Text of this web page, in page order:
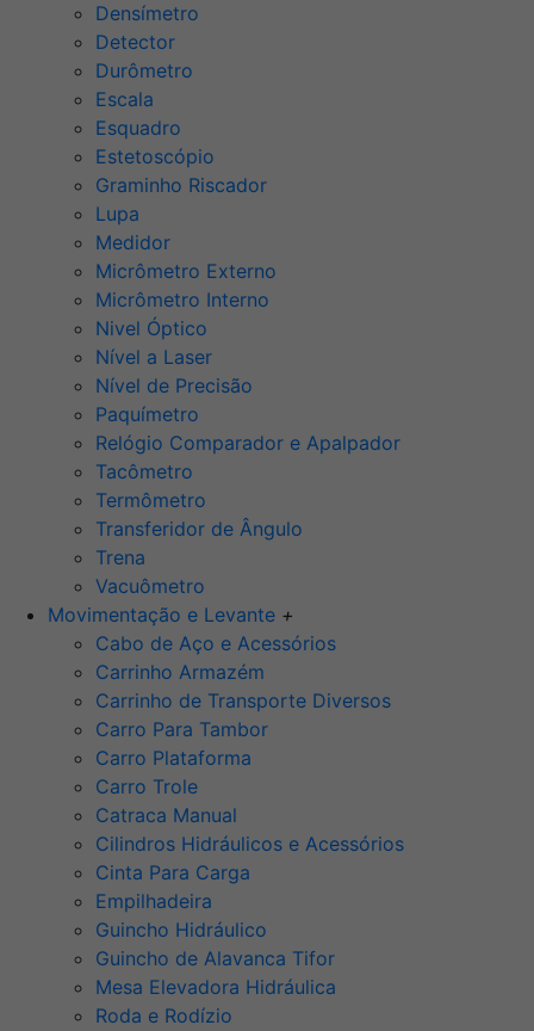
Densímetro
Detector
Durômetro
Escala
Esquadro
Estetoscópio
Graminho Riscador
Lupa
Medidor
Micrômetro Externo
Micrômetro Interno
Nivel Óptico
Nível a Laser
Nível de Precisão
Paquímetro
Relógio Comparador e Apalpador
Tacômetro
Termômetro
Transferidor de Ângulo
Trena
Vacuômetro
Movimentação e Levante +
Cabo de Aço e Acessórios
Carrinho Armazém
Carrinho de Transporte Diversos
Carro Para Tambor
Carro Plataforma
Carro Trole
Catraca Manual
Cilindros Hidráulicos e Acessórios
Cinta Para Carga
Empilhadeira
Guincho Hidráulico
Guincho de Alavanca Tifor
Mesa Elevadora Hidráulica
Roda e Rodízio